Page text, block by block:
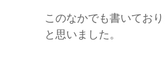
このなかでも書いてお
と思いました。